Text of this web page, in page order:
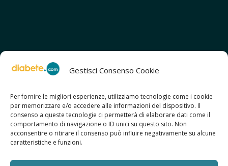
Gestisci Consenso Cookie
Per fornire le migliori esperienze, utilizziamo tecnologie come i cookie
per memorizzare e/o accedere alle informazioni del dispositivo. Il
consenso a queste tecnologie ci permetterà di elaborare dati come il
comportamento di navigazione o ID unici su questo sito. Non
acconsentire o ritirare il consenso può influire negativamente su alcune
caratteristiche e funzioni.
SCOPRI ANCHE:
> ilmiodiabete.com
> casadiabete.it
> digitaldiabetes.srl
> obesitalia.com